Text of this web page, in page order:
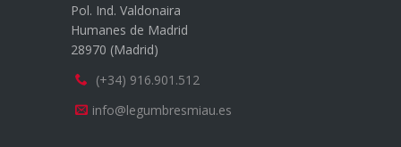
Pol. Ind. Valdonaira
Humanes de Madrid
28970 (Madrid)
(+34) 916.901.512
info@legumbresmiau.es